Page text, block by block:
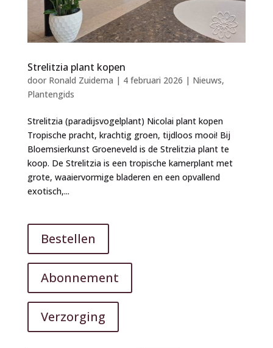
Strelitzia plant kopen
door Ronald Zuidema | 4 februari 2026 | Nieuws,
Plantengids
Strelitzia (paradijsvogelplant) Nicolai plant kopen
Tropische pracht, krachtig groen, tijdloos mooi! Bij
Bloemsierkunst Groeneveld is de Strelitzia plant te
koop. De Strelitzia is een tropische kamerplant met
grote, waaiervormige bladeren en een opvallend
exotisch,...
Bestellen
Abonnement
Verzorging